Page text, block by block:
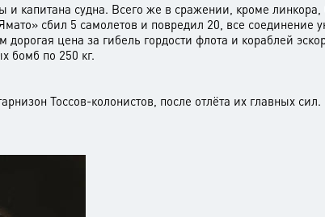
капитана судна. Всего же в сражении, кроме
сбил 5 самолетов и повредил 20, все соединение
цена за гибель гордости флота и кораблей
бомб по 250 кг.
Тоссов-колонистов, после отлёта их главных сил.